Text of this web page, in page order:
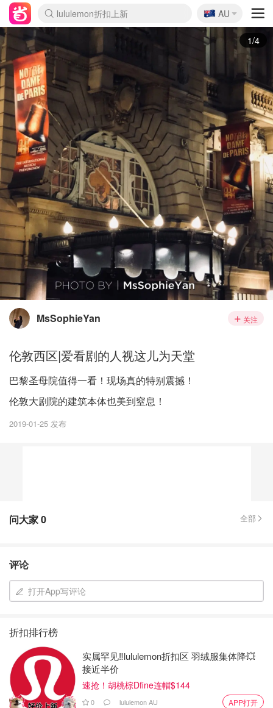
lululemon折扣上新
Sasa美妆护肤3.5折
SSENSE年中3折
FreshBeauty好价汇总
Cettire降价+叠9折
Farfetch折上8折
WWS Coles超市实拍
viagogo二手票捡漏
Myer清仓1折起
The Outnet奢牌1折起
David Jones 3折起
Flannels大牌1折
Perfumes Club护肤1折
AMIRO返校季6.2折
Oweek抽奖送Airpods
Amazon折扣汇总
eToro入金$200送$50
Amazon数码好物
ICONIC本周7.5折
ThedoubleF高奢地板价
Moose Knuckles 6折
丝芙兰5折起
EUFY官网3.7折起
Selenichast首饰2折
Trip机票酒店促销
YSL送5件彩妆礼
Amazon家居好物
BIGBANG巡演开票
David Jones时尚3折
Amazon美妆护肤
雅漾大喷$8
过敏原检测盒$33
伊索独家赠50ml沐浴露
科颜氏清仓3折
SEALIFE海洋馆门票6折
丝塔芙大白罐$16
订阅Newsletter送香薰
Cult Beauty 6.8折
Harrods圣诞日历2.3折
LN-CC奢牌私促3折
d'Alba空姐喷雾$16
EVE LOM套装逆天2折
Bernardelli独家4折
Adore Beauty 6折起
CT圣诞日历
Mytheresa奢品2.7折
Luxury Escapes 9折
Currentbody美容仪9折
卡诗9折+赠4件礼
MOON Garden Live
ALLSAINTS美衣3折
Roborock扫地机3.7折
Tingo Life水杯$24
Valentino官网5折
CR洗发护发6.3折
🇦🇺
AU
2/4
MsSophieYan 关注
伦敦西区|爱看剧的人视这儿为天堂
巴黎圣母院值得一看！现场真的特别震撼！
伦敦大剧院的建筑本体也美到窒息！
2019-01-25 发布
问大家0 全部
评论
打开App写评论
折扣排行榜
实属罕见‼️lululemon折扣区 羽绒服集体降💥
接近半价
速抢！胡桃棕Dfine连帽$144
0 lululemon AU APP打开